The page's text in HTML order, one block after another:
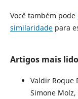
Você também pode
similaridadepara
Artigos mais
Valdir Roque
Simone